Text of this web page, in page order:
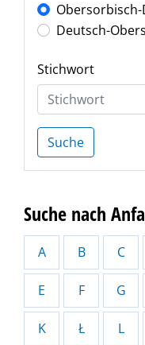
Deutsch-
Stichwort
Suche
Suche nach
A B C
E F G
K Ł L